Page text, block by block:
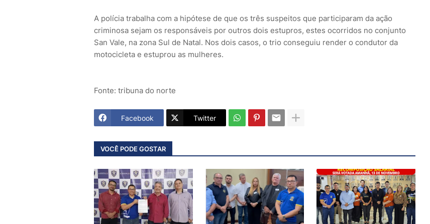
A polícia trabalha com a hipótese de que os três suspeitos que participaram da ação
criminosa sejam os responsáveis por outros dois estupros, estes ocorridos no conjunto
San Vale, na zona Sul de Natal. Nos dois casos, o trio conseguiu render o condutor da
motocicleta e estuprou as mulheres.
Fonte: tribuna do norte
Facebook Twitter
VOCÊ PODE GOSTAR